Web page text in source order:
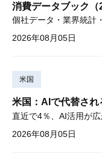
消費データブック（
2026年08月05日
米国
米国：AIで代替さ
2026年08月05日